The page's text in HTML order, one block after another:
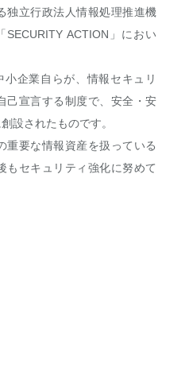
独立行政法人情報処理推進機
ACTION」におい
小企業自らが、情報セキュリ
己宣言する制度で、安全・安
設されたものです。
重要な情報資産を扱っている
もセキュリティ強化に努めて